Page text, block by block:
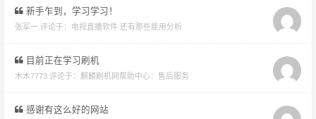
新手乍到，学习学习！
张军一 评论于： 电视直播软件 还有那些能用分析
目前正在学习刷机
木木7773 评论于： 麒麟刷机网帮助中心：售后服务
感谢有这么好的网站